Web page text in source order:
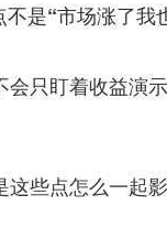
是“市场涨了
会只盯着收益演
些点怎么一起